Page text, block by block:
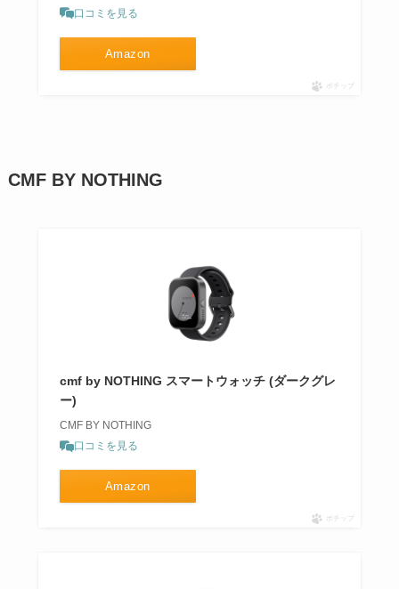
口コミを見る
Amazon
ポチップ
CMF BY NOTHING
cmf by NOTHING スマートウォッチ (ダークグレ
ー)
CMF BY NOTHING
口コミを見る
Amazon
ポチップ